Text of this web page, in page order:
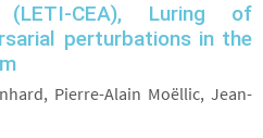
(LETI-CEA), Luring of
perturbations in the
Pierre-Alain Moëllic, Jean-